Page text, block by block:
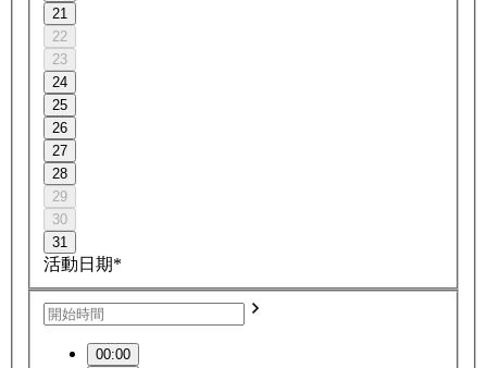
21
22
23
24
25
26
27
28
29
30
31
活動日期*
00:00